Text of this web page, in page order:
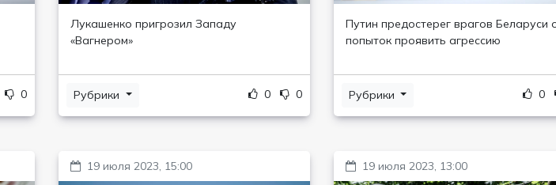
0
Лукашенко пригрозил Западу
«Вагнером»
Рубрики 0 0
Путин предостерег врагов Беларуси
попыток проявить агрессию
Рубрики 0
19 июля 2023, 15:00 19 июля 2023, 13:00